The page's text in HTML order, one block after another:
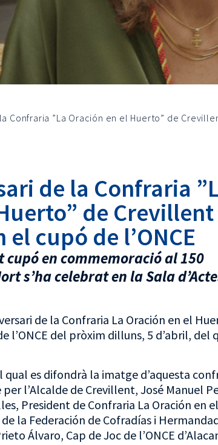
Confraria ”La Oración en el Huerto” de
de la Confraria
de Crevillent
el cupó de l’ONCE
cupó en commemoració al 150
s’ha celebrat en la Sala
de la Confraria La Oración en el
del pròxim dilluns, 5 d’abril, del
qual es difondrà la imatge d’aquesta
l’Alcalde de Crevillent, José Manuel
President de Confraria La Oración en
la Federación de Cofradías i
Álvaro, Cap de Joc de l’ONCE